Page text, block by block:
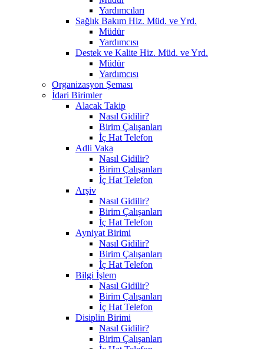
Yardımcıları
Sağlık Bakım Hiz. Müd. ve Yrd.
Müdür
Yardımcısı
Destek ve Kalite Hiz. Müd. ve Yrd.
Müdür
Yardımcısı
Organizasyon Şeması
İdari Birimler
Alacak Takip
Nasıl Gidilir?
Birim Çalışanları
İç Hat Telefon
Adli Vaka
Nasıl Gidilir?
Birim Çalışanları
İç Hat Telefon
Arşiv
Nasıl Gidilir?
Birim Çalışanları
İç Hat Telefon
Ayniyat Birimi
Nasıl Gidilir?
Birim Çalışanları
İç Hat Telefon
Bilgi İşlem
Nasıl Gidilir?
Birim Çalışanları
İç Hat Telefon
Disiplin Birimi
Nasıl Gidilir?
Birim Çalışanları